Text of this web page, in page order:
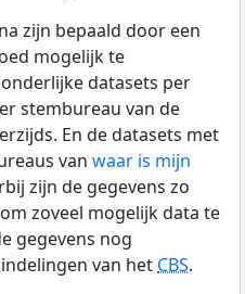
zijn bepaald door een
mogelijk te
datasets per
stembureau van de
En de datasets met
van waar is mijn
zijn de gegevens zo
zoveel mogelijk data te
gegevens nog
van het CBS.